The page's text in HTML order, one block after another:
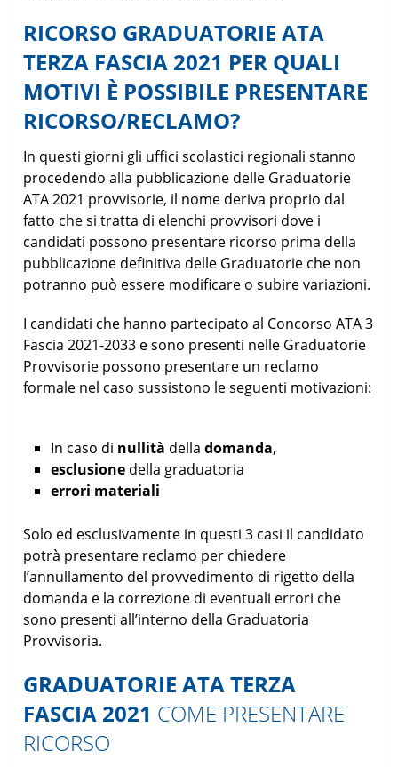
RICORSO GRADUATORIE ATA
TERZA FASCIA 2021 PER QUALI
MOTIVI È POSSIBILE PRESENTARE
RICORSO/RECLAMO?
In questi giorni gli uffici scolastici regionali stanno
procedendo alla pubblicazione delle Graduatorie
ATA 2021 provvisorie, il nome deriva proprio dal
fatto che si tratta di elenchi provvisori dove i
candidati possono presentare ricorso prima della
pubblicazione definitiva delle Graduatorie che non
potranno può essere modificare o subire variazioni.
I candidati che hanno partecipato al Concorso ATA 3
Fascia 2021-2033 e sono presenti nelle Graduatorie
Provvisorie possono presentare un reclamo
formale nel caso sussistono le seguenti motivazioni:
In caso di nullità della domanda,
esclusionedella graduatoria
errori materiali
Solo ed esclusivamente in questi 3 casi il candidato
potrà presentare reclamo per chiedere
l’annullamento del provvedimento di rigetto della
domanda e la correzione di eventuali errori che
sono presenti all’interno della Graduatoria
Provvisoria.
GRADUATORIE ATA TERZA
FASCIA 2021 COME PRESENTARE
RICORSO